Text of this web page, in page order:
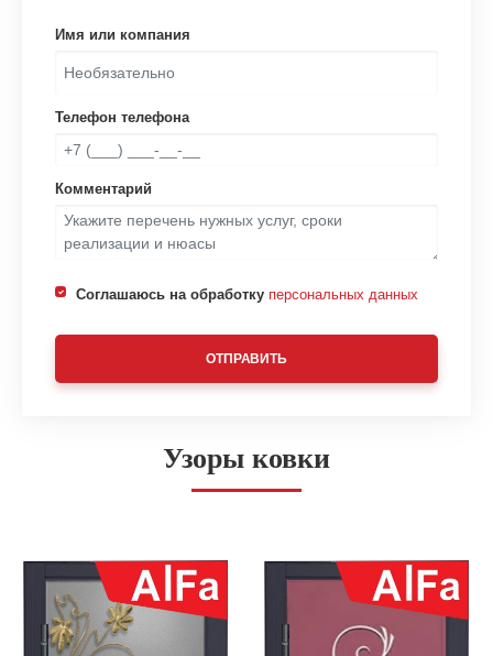
Имя или компания
Телефон телефона
Комментарий
Соглашаюсь на обработку персональных данных
ОТПРАВИТЬ
Узоры ковки